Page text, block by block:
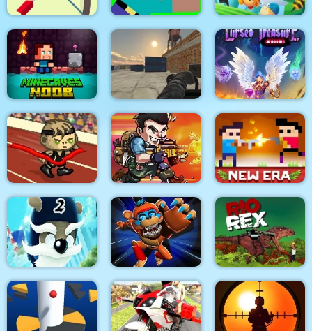
Targets Attack
Noob vs Pro Zombi
Apocalypse
Super Oscar
Minecaves Noob
Adventure
Masked Forces
Unlimited
Cursed Treasure 1.5
Awesome Run 2 Metal Black Wars Castel Wars New Era
Ninja Dogs 2
Playtime Horror
Monster Ground
Rio Rex